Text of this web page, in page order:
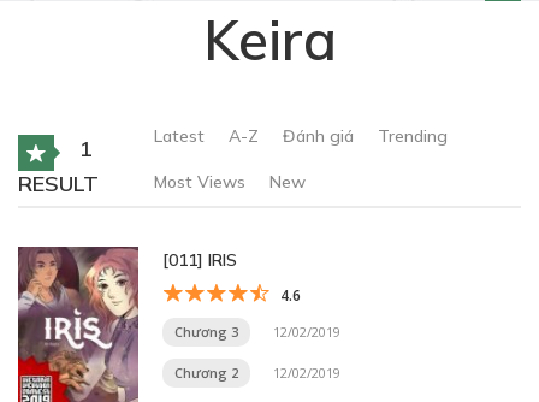
Keira
1
RESULT
Latest A-Z Đánh giá Trending
Most Views New
[011] IRIS
4.6
Chương 3 12/02/2019
Chương 2 12/02/2019